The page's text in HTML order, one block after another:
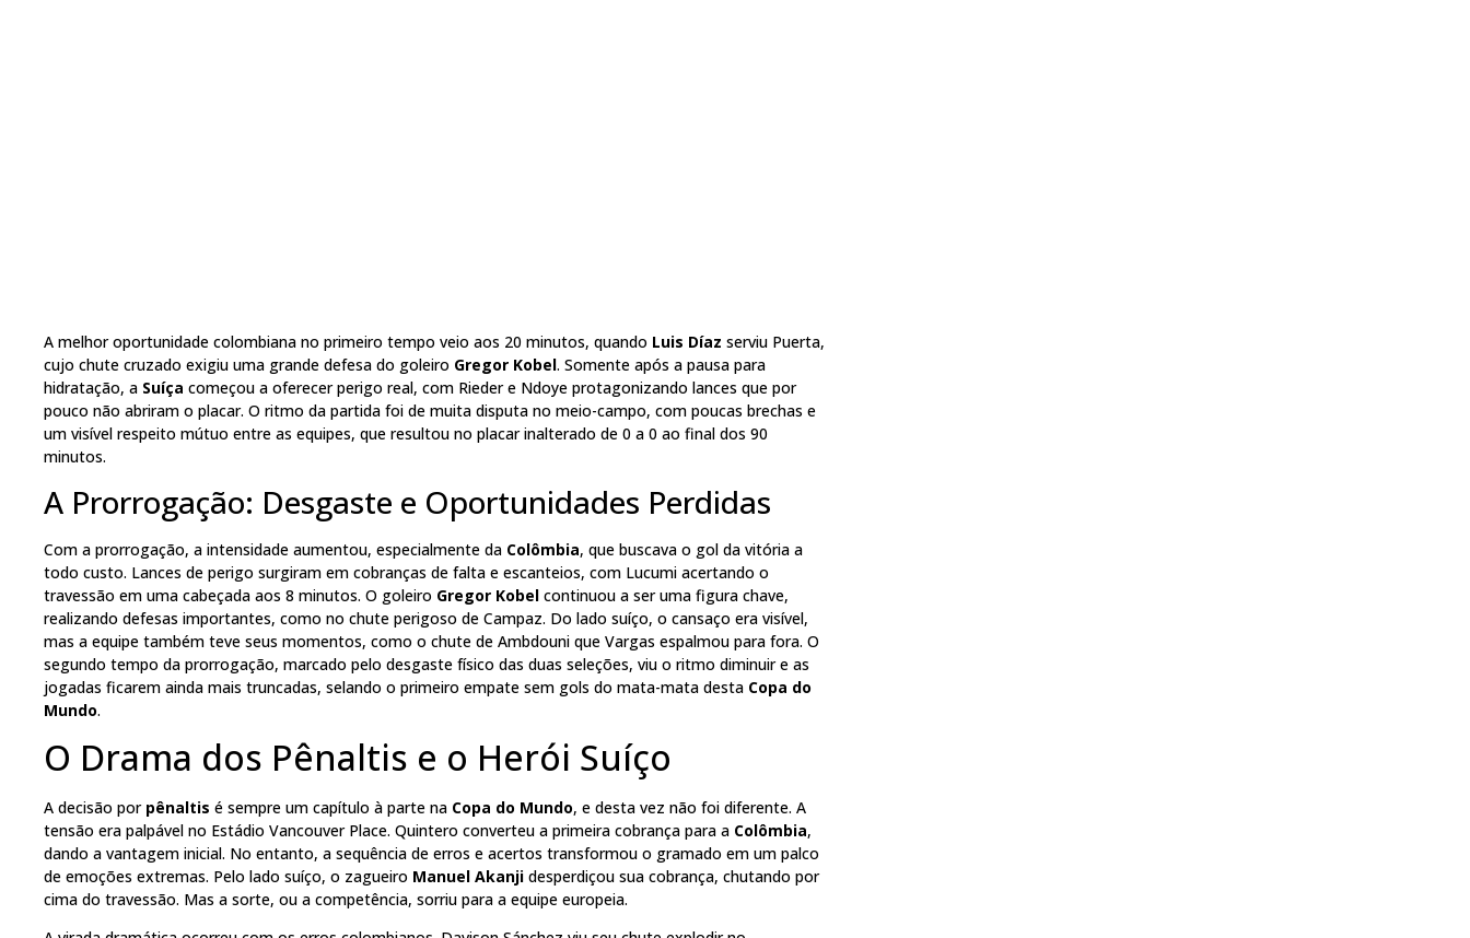
A melhor oportunidade colombiana no primeiro tempo veio aos 20 minutos, quando Luis Díaz serviu Puerta,
cujo chute cruzado exigiu uma grande defesa do goleiro Gregor Kobel. Somente após a pausa para
hidratação, a Suíça começou a oferecer perigo real, com Rieder e Ndoye protagonizando lances que por
pouco não abriram o placar. O ritmo da partida foi de muita disputa no meio-campo, com poucas brechas e
um visível respeito mútuo entre as equipes, que resultou no placar inalterado de 0 a 0 ao final dos 90
minutos.
A Prorrogação: Desgaste e Oportunidades Perdidas
Com a prorrogação, a intensidade aumentou, especialmente da Colômbia, que buscava o gol da vitória a
todo custo. Lances de perigo surgiram em cobranças de falta e escanteios, com Lucumi acertando o
travessão em uma cabeçada aos 8 minutos. O goleiro Gregor Kobel continuou a ser uma figura chave,
realizando defesas importantes, como no chute perigoso de Campaz. Do lado suíço, o cansaço era visível,
mas a equipe também teve seus momentos, como o chute de Ambdouni que Vargas espalmou para fora. O
segundo tempo da prorrogação, marcado pelo desgaste físico das duas seleções, viu o ritmo diminuir e as
jogadas ficarem ainda mais truncadas, selando o primeiro empate sem gols do mata-mata desta Copa do
Mundo.
O Drama dos Pênaltis e o Herói Suíço
A decisão por pênaltis é sempre um capítulo à parte na Copa do Mundo, e desta vez não foi diferente. A
tensão era palpável no Estádio Vancouver Place. Quintero converteu a primeira cobrança para a Colômbia,
dando a vantagem inicial. No entanto, a sequência de erros e acertos transformou o gramado em um palco
de emoções extremas. Pelo lado suíço, o zagueiro Manuel Akanji desperdiçou sua cobrança, chutando por
cima do travessão. Mas a sorte, ou a competência, sorriu para a equipe europeia.